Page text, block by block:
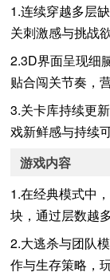
1.连续穿越多层
关刺激感与挑战欲
2.3D界面呈现细
贴合闯关节奏，
3.关卡库持续更
戏新鲜感与持续可
游戏内容
1.在经典模式中
块，通过层数越
2.大逃杀与团队
作与生存策略，